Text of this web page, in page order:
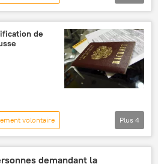
Russie
Vladimir Poutine
de l'étranger
de
volontaire
Russie
Plus 4
demandant la